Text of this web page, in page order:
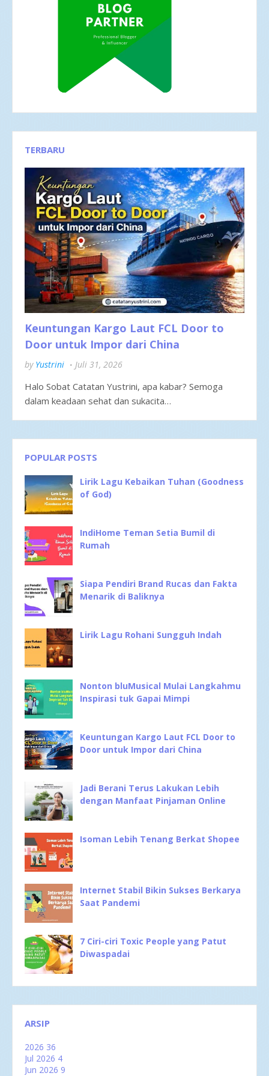
TERBARU
Keuntungan Kargo Laut FCL Door to
Door untuk Impor dari China
by Yustrini Juli 31, 2026
Halo Sobat Catatan Yustrini, apa kabar? Semoga
dalam keadaan sehat dan sukacita…
POPULAR POSTS
Lirik Lagu Kebaikan Tuhan (Goodness
of God)
IndiHome Teman Setia Bumil di
Rumah
Siapa Pendiri Brand Rucas dan Fakta
Menarik di Baliknya
Lirik Lagu Rohani Sungguh Indah
Nonton bluMusical Mulai Langkahmu
Inspirasi tuk Gapai Mimpi
Keuntungan Kargo Laut FCL Door to
Door untuk Impor dari China
Jadi Berani Terus Lakukan Lebih
dengan Manfaat Pinjaman Online
Isoman Lebih Tenang Berkat Shopee
Internet Stabil Bikin Sukses Berkarya
Saat Pandemi
7 Ciri-ciri Toxic People yang Patut
Diwaspadai
ARSIP
2026 36
Jul 2026 4
Jun 2026 9